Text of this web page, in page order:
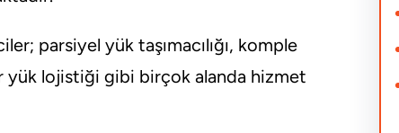
parsiyel yük taşımacılığı, komple
yük lojistiği gibi birçok alanda hizmet